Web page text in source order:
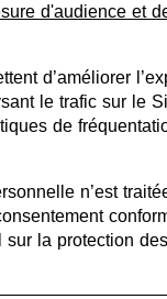
d'audience et
d’améliorer
le trafic sur le
de
n’est
sur la protection